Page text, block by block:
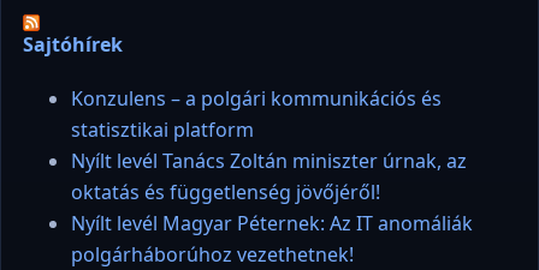
Sajtóhírek
Konzulens – a polgári kommunikációs és
statisztikai platform
Nyílt levél Tanács Zoltán miniszter úrnak, az
oktatás és függetlenség jövőjéről!
Nyílt levél Magyar Péternek: Az IT anomáliák
polgárháborúhoz vezethetnek!